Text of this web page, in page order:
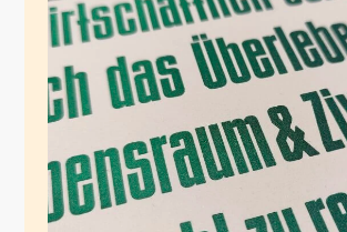
Binder-Style
November 16, 2024